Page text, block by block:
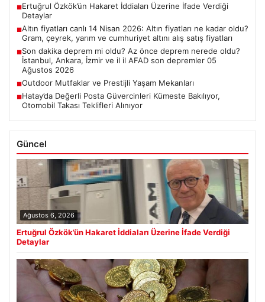
■Ertuğrul Özkök’ün Hakaret İddiaları Üzerine İfade Verdiği
Detaylar
■Altın fiyatları canlı 14 Nisan 2026: Altın fiyatları ne kadar oldu?
Gram, çeyrek, yarım ve cumhuriyet altını alış satış fiyatları
■Son dakika deprem mi oldu? Az önce deprem nerede oldu?
İstanbul, Ankara, İzmir ve il il AFAD son depremler 05
Ağustos 2026
■Outdoor Mutfaklar ve Prestijli Yaşam Mekanları
■Hatay’da Değerli Posta Güvercinleri Kümeste Bakılıyor,
Otomobil Takası Teklifleri Alınıyor
Güncel
Ağustos 6, 2026
Ertuğrul Özkök’ün Hakaret İddiaları Üzerine İfade Verdiği
Detaylar